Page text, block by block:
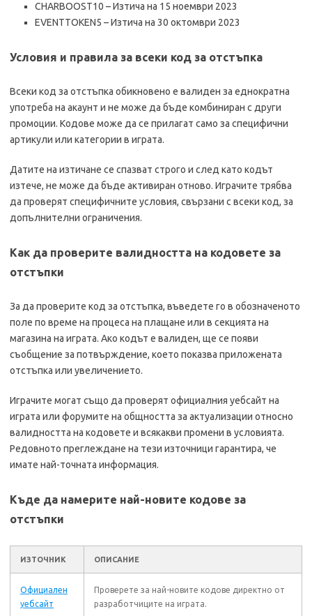
CHARBOOST10 – Изтича на 15 ноември 2023
EVENTTOKEN5 – Изтича на 30 октомври 2023
Условия и правила за всеки код за отстъпка
Всеки код за отстъпка обикновено е валиден за еднократна
употреба на акаунт и не може да бъде комбиниран с други
промоции. Кодове може да се прилагат само за специфични
артикули или категории в играта.
Датите на изтичане се спазват строго и след като кодът
изтече, не може да бъде активиран отново. Играчите трябва
да проверят специфичните условия, свързани с всеки код, за
допълнителни ограничения.
Как да проверите валидността на кодовете за
отстъпки
За да проверите код за отстъпка, въведете го в обозначеното
поле по време на процеса на плащане или в секцията на
магазина на играта. Ако кодът е валиден, ще се появи
съобщение за потвърждение, което показва приложената
отстъпка или увеличението.
Играчите могат също да проверят официалния уебсайт на
играта или форумите на общността за актуализации относно
валидността на кодовете и всякакви промени в условията.
Редовното преглеждане на тези източници гарантира, че
имате най-точната информация.
Къде да намерите най-новите кодове за
отстъпки
ИЗТОЧНИК ОПИСАНИЕ
Официален
уебсайт
Проверете за най-новите кодове директно от
разработчиците на играта.